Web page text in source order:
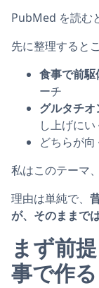
PubMed を読む
先に整理するとこ
食事で前駆
ーチ
グルタチ
し上げに
どちらが向
私はこのテーマ
理由は単純で、
が、そのままで
まず前
事で作る